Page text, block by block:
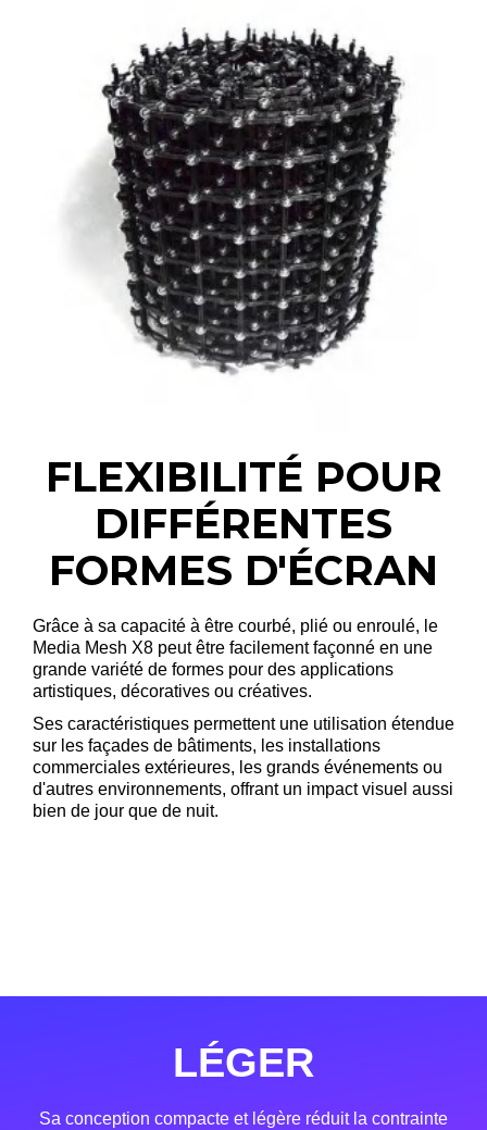
FLEXIBILITÉ POUR
DIFFÉRENTES
FORMES D'ÉCRAN
Grâce à sa capacité à être courbé, plié ou enroulé, le
Media Mesh X8 peut être facilement façonné en une
grande variété de formes pour des applications
artistiques, décoratives ou créatives.
Ses caractéristiques permettent une utilisation étendue
sur les façades de bâtiments, les installations
commerciales extérieures, les grands événements ou
d'autres environnements, offrant un impact visuel aussi
bien de jour que de nuit.
LÉGER
Sa conception compacte et légère réduit la contrainte